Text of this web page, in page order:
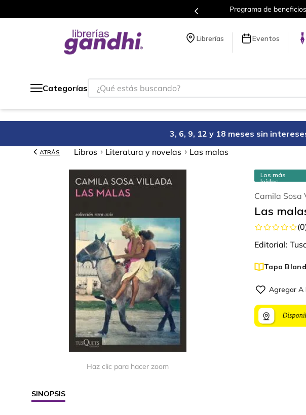
Programa de beneficios en el que acumulas puntos en cada compra.
Librerías Eventos
Categorías
¿Qué estás buscando?
3, 6, 9, 12 y 18 meses sin
ATRÁS Libros Literatura y novelas Las malas
Haz clic para hacer zoom
Los más
leídos
Camila Sosa
Las
(0
Editorial:
Tapa
SINOPSIS